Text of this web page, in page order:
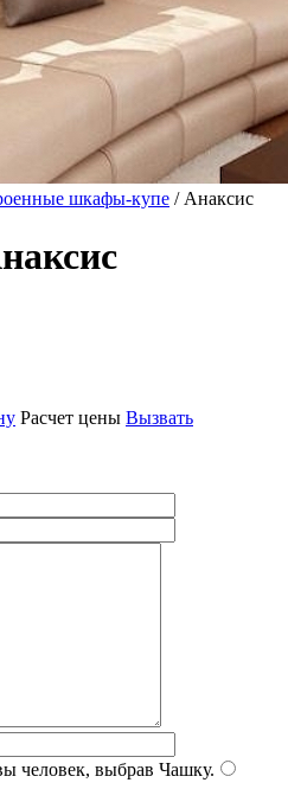
шкафы-купе / Анаксис
Расчет цены Вызвать
человек, выбрав Чашку.